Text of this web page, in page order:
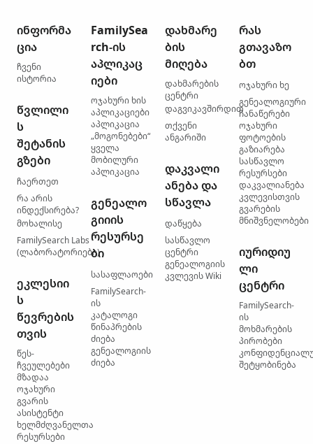
ინფორმა
ცია
ჩვენი
ისტორია
წვლილი
ს
შეტანის
გზები
ჩაერთეთ
რა არის
ინდექსირება?
მოხალისე
FamilySearch Labs
(ლაბორატორიები)
ეკლესიი
ს
წევრების
თვის
წეს-
ჩვეულებები
მზადაა
ოჯახური
გვარის
ასისტენტი
ხელმძღვანელთა
რესურსები
FamilySea
rch-ის
აპლიკაც
იები
ოჯახური ხის
აპლიკაციები
აპლიკაცია
„მოგონებები“
ყველა
მობილური
აპლიკაცია
გენეალო
გიიის
რესურსე
ბი
სასაფლაოები
FamilySearch-
ის
კატალოგი
წინაპრების
ძიება
გენეალოგიის
ძიება
დახმარე
ბის
მიღება
დახმარების
ცენტრი
დაგვიკავშირდით
თქვენი
ანგარიში
დაკვალი
ანება და
სწავლა
დაწყება
სასწავლო
ცენტრი
გენეალოგიის
კვლევის Wiki
რას
გთავაზო
ბთ
ოჯახური ხე
გენეალოგიური
ჩანაწერები
ოჯახური
ფოტოების
გაზიარება
სასწავლო
რესურსები
დაკვალიანება
კვლევისთვის
გვარების
მნიშვნელობები
იურიდიუ
ლი
ცენტრი
FamilySearch-
ის
მოხმარების
პირობები
შეტყობინება